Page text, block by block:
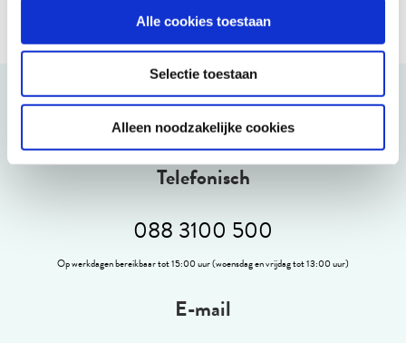
Alle cookies toestaan
Selectie toestaan
Alleen noodzakelijke cookies
Kunnen wij u helpen?
Telefonisch
088 3100 500
Op werkdagen bereikbaar tot 15:00 uur (woensdag en vrijdag tot 13:00 uur)
E-mail